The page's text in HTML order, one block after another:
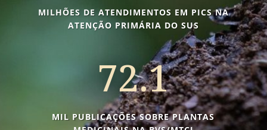
MILHÕES DE ATENDIMENTOS EM PICS NA
ATENÇÃO PRIMÁRIA DO SUS
72.1
MIL PUBLICAÇÕES SOBRE PLANTAS